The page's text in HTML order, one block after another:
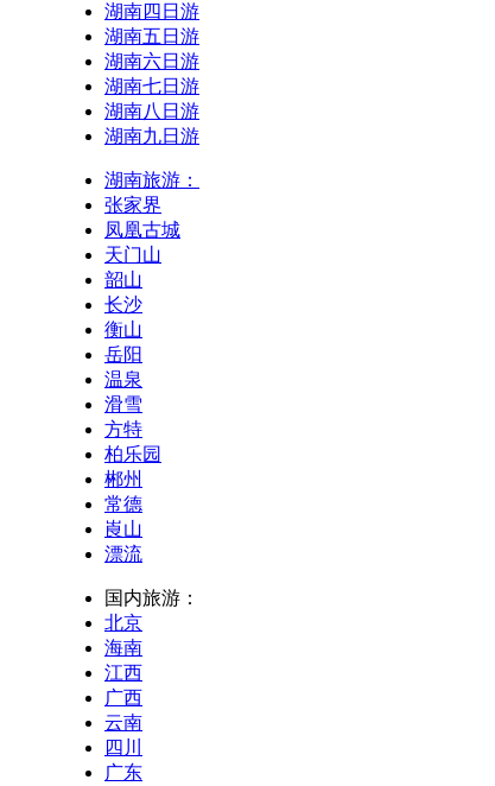
湖南四日游
湖南五日游
湖南六日游
湖南七日游
湖南八日游
湖南九日游
湖南旅游：
张家界
凤凰古城
天门山
韶山
长沙
衡山
岳阳
温泉
滑雪
方特
柏乐园
郴州
常德
崀山
漂流
国内旅游：
北京
海南
江西
广西
云南
四川
广东